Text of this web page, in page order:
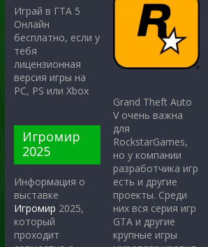
Играй в ГТА 5
Онлайн
бесплатно, если у
тебя
лицензионная
версия игры на
PC, PS или Xbox
Игромир
2025
Информация о
выставке
Игромир 2025,
который
проходит
Grand Theft Auto
V очень важна
для
RockstarGames,
но у компании
разработчика игр
есть и другие
проекты. Среди
них вся серия игр
GTA и другие
крупные игры